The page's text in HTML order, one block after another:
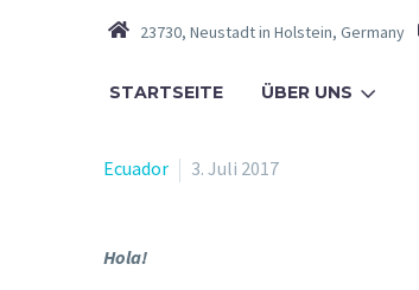
23730, Neustadt in Holstein, Germany
STARTSEITE ÜBER UNS
Ecuador 3. Juli 2017
Hola!